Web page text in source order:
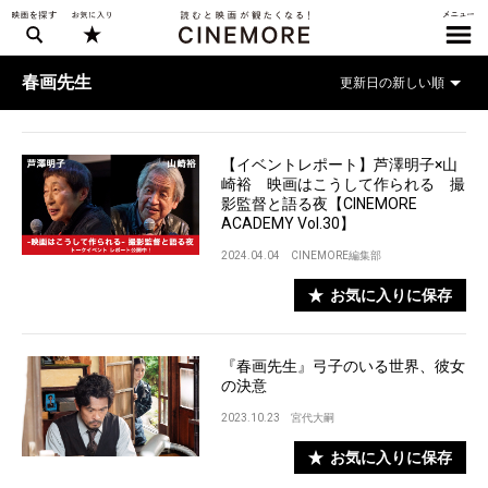
春画先生
【イベントレポート】芦澤明子×山
崎裕 映画はこうして作られる 撮
影監督と語る夜【CINEMORE
ACADEMY Vol.30】
2024.04.04 CINEMORE編集部
お気に入りに保存
『春画先生』弓子のいる世界、彼女
の決意
2023.10.23 宮代大嗣
お気に入りに保存